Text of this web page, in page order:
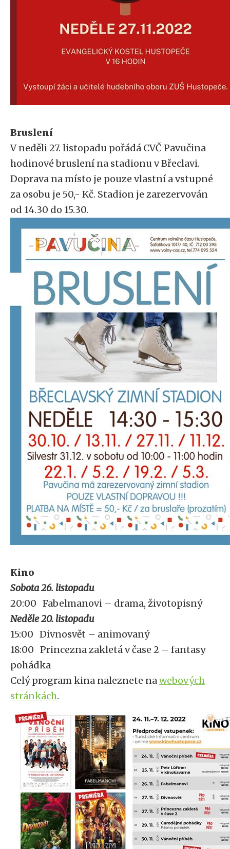
Bruslení
V neděli 27. listopadu pořádá CVČ Pavučina
hodinové bruslení na stadionu v Břeclavi.
Doprava na místo je pouze vlastní a vstupné
za osobu je 50,- Kč. Stadion je zarezervován
od 14.30 do 15.30.
Kino
Sobota 26. listopadu
20:00 Fabelmanovi – drama, životopisný
Neděle 20. listopadu
15:00 Divnosvět – animovaný
18:00 Princezna zakletá v čase 2 – fantasy
pohádka
Celý program kina naleznete nawebových
stránkách.